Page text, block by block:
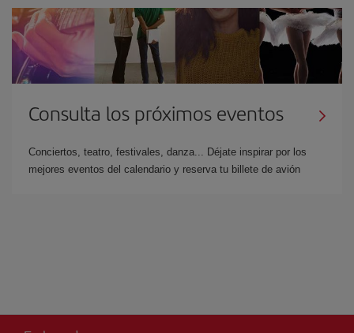
Consulta los próximos eventos
Conciertos, teatro, festivales, danza... Déjate inspirar por los
mejores eventos del calendario y reserva tu billete de avión